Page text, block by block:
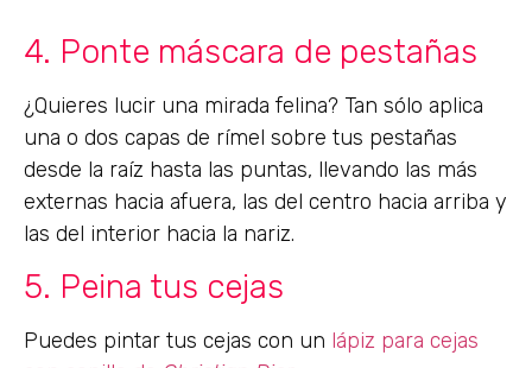
4. Ponte máscara de pestañas
¿Quieres lucir una mirada felina? Tan sólo aplica
una o dos capas de rímel sobre tus pestañas
desde la raíz hasta las puntas, llevando las más
externas hacia afuera, las del centro hacia arriba y
las del interior hacia la nariz.
5. Peina tus cejas
Puedes pintar tus cejas con un lápiz para cejas